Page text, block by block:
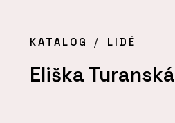
KATALOG LIDÉ
Eliška Turanská